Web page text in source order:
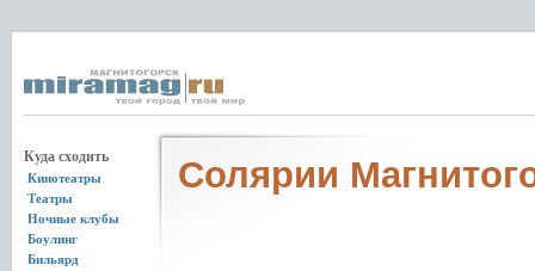
Куда сходить
Кинотеатры
Театры
Ночные клубы
Боулинг
Бильярд
Солярии